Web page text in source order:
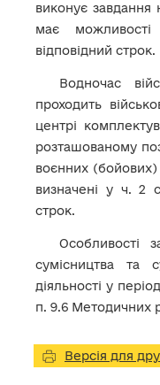
виконує завдання
має можливості
відповідний строк.
Водночас
проходить
центрі
розташованому
воєнних
визначені у ч. 2
строк.
Особливості
сумісництва та
діяльності у
п. 9.6 Методичних
Версія для